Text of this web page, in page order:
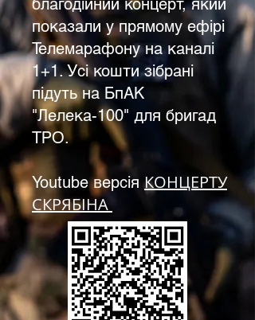
благодійний концерт, який
показали у прямому ефірі
Телемарафону на каналі
1+1. Усі кошти зібрані
підуть на БпАК
"Лелека-100" для бригад
ТРО.
Youtube версіяКОНЦЕРТУ
СКРЯБІНА